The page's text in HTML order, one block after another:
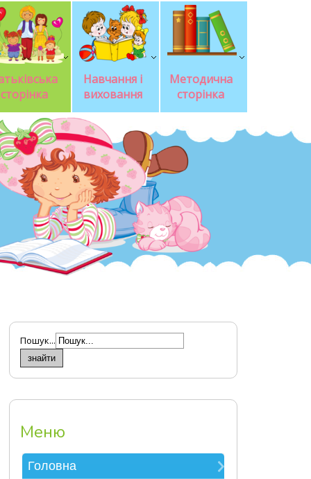
сторінка
Навчання і
виховання
Методична
сторінка
Пошук...
Меню
Головна